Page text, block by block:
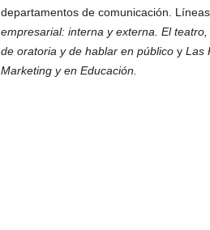
departamentos de comunicación.
empresarial: interna y externa. El
de oratoria y de hablar en público y Las
Marketing y en Educación.